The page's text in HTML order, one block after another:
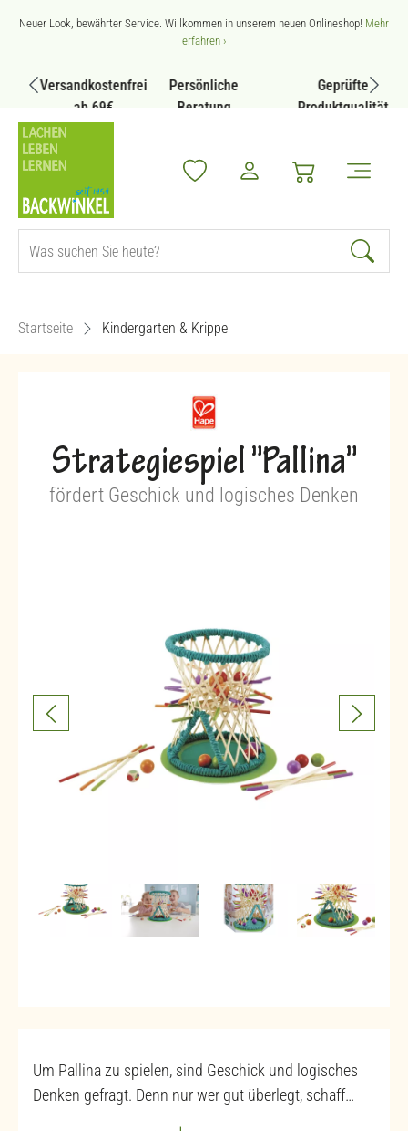
Zum Hauptinhalt springen
Neuer Look, bewährter Service. Willkommen in unserem neuen Onlineshop! Mehr
erfahren ›
Versandkostenfrei
ab 69€
Persönliche
Beratung
Geprüfte
Produktqualität
Startseite Kindergarten & Krippe
Strategiespiel "Pallina"
fördert Geschick und logisches Denken
Um Pallina zu spielen, sind Geschick und logisches
Denken gefragt. Denn nur wer gut überlegt, schaff…